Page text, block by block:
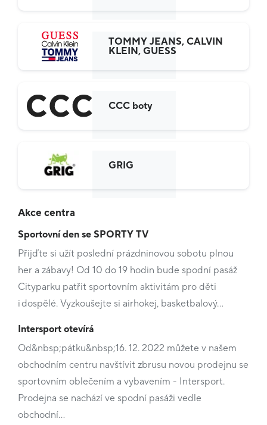
TOMMY JEANS, CALVIN
KLEIN, GUESS
CCC boty
GRIG
Akce centra
Sportovní den se SPORTY TV
Přijďte si užít poslední prázdninovou sobotu plnou
her a zábavy! Od 10 do 19 hodin bude spodní pasáž
Cityparku patřit sportovním aktivitám pro děti
i dospělé. Vyzkoušejte si airhokej, basketbalový…
Intersport otevírá
Od&nbsp;pátku&nbsp;16. 12. 2022 můžete v našem
obchodním centru navštívit zbrusu novou prodejnu se
sportovním oblečením a vybavením - Intersport.
Prodejna se nachází ve spodní pasáži vedle
obchodní…